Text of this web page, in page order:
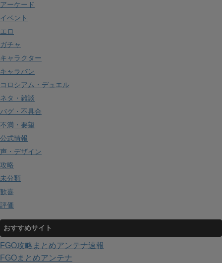
アーケード
イベント
エロ
ガチャ
キャラクター
キャラバン
コロシアム・デュエル
ネタ・雑談
バグ・不具合
不満・要望
公式情報
声・デザイン
攻略
未分類
歓喜
評価
おすすめサイト
FGO攻略まとめアンテナ速報
FGOまとめアンテナ